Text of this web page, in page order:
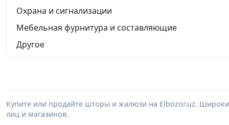
Охрана и сигнализации
Мебельная фурнитура и составляющие
Другое
Купите или продайте шторы и жалюзи на Elbozor.uz.
лиц и магазинов.